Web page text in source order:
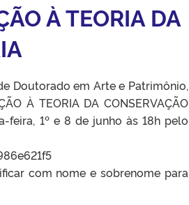
À TEORIA DA
Doutorado em Arte e Patrimônio,
À TEORIA DA CONSERVAÇÃO
feira, 1º e 8 de junho às 18h pelo
com nome e sobrenome para